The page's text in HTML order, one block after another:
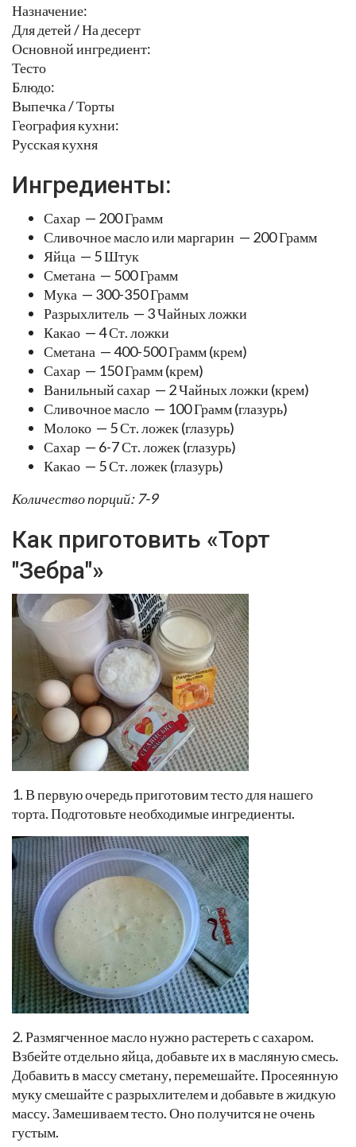
Назначение:
Для детей / На десерт
Основной ингредиент:
Тесто
Блюдо:
Выпечка / Торты
География кухни:
Русская кухня
Ингредиенты:
Сахар — 200 Грамм
Сливочное масло или маргарин — 200 Грамм
Яйца — 5 Штук
Сметана — 500 Грамм
Мука — 300-350 Грамм
Разрыхлитель — 3 Чайных ложки
Какао — 4 Ст. ложки
Сметана — 400-500 Грамм (крем)
Сахар — 150 Грамм (крем)
Ванильный сахар — 2 Чайных ложки (крем)
Сливочное масло — 100 Грамм (глазурь)
Молоко — 5 Ст. ложек (глазурь)
Сахар — 6-7 Ст. ложек (глазурь)
Какао — 5 Ст. ложек (глазурь)
Количество порций: 7-9
Как приготовить «Торт
"Зебра"»
1. В первую очередь приготовим тесто для нашего
торта. Подготовьте необходимые ингредиенты.
2. Размягченное масло нужно растереть с сахаром.
Взбейте отдельно яйца, добавьте их в масляную смесь.
Добавить в массу сметану, перемешайте. Просеянную
муку смешайте с разрыхлителем и добавьте в жидкую
массу. Замешиваем тесто. Оно получится не очень
густым.